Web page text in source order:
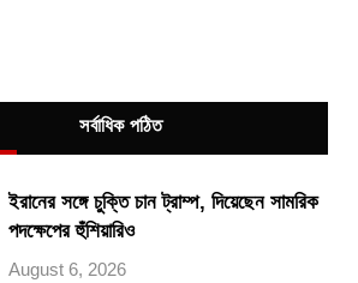
সর্বাধিক পঠিত
ইরানের সঙ্গে চুক্তি চান ট্রাম্প, দিয়েছেন সামরিক
পদক্ষেপের হুঁশিয়ারিও
August 6, 2026